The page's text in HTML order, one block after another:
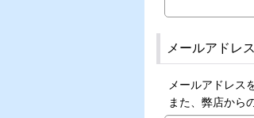
メールアドレス
メールアドレス
また、弊店から